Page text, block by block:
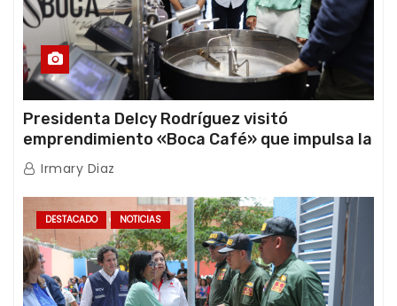
Presidenta Delcy Rodríguez visitó
emprendimiento «Boca Café» que impulsa la
producción nacional hacia mercados
internacionales
Irmary Diaz
DESTACADO NOTICIAS